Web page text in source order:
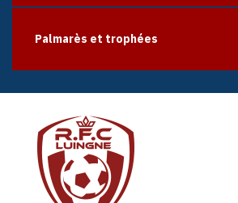
Palmarès et trophées